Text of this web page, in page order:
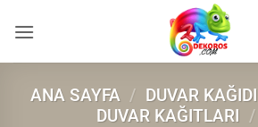
atla
ANA SAYFA / DUVAR KAĞIDI
DUVAR KAĞITLARI /